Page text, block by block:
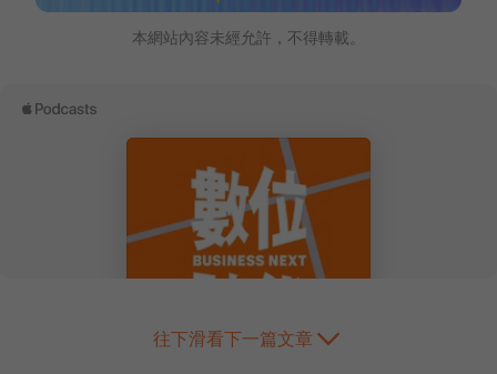
本網站內容未經允許，不得轉載。
往下滑看下一篇文章